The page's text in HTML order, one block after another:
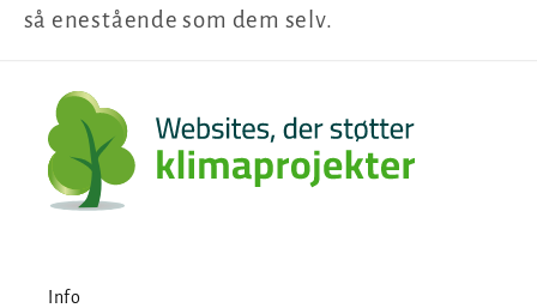
så enestående som dem selv.
Info